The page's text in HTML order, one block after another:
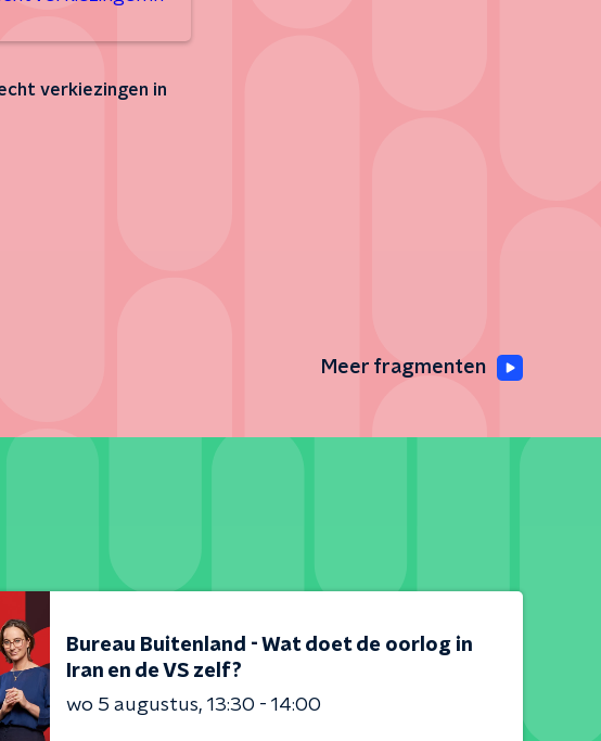
verkiezingen in
Meer fragmenten
Bureau Buitenland - Wat doet de oorlog in
Iran en de VS zelf?
wo 5 augustus 13:30 - 14:00